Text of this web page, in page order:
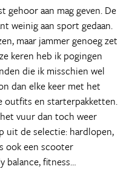
gehoor aan mag geven. De
weinig aan sport gedaan.
maar jammer genoeg zet
keren heb ik pogingen
die ik misschien wel
dan elke keer met het
outfits en starterpakketten.
vuur dan toch weer
uit de selectie: hardlopen,
ook een scooter
balance, fitness…